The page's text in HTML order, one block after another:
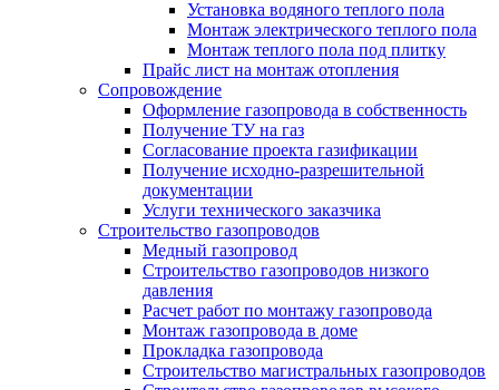
Установка водяного теплого пола
Монтаж электрического теплого пола
Монтаж теплого пола под плитку
Прайс лист на монтаж отопления
Сопровождение
Оформление газопровода в собственность
Получение ТУ на газ
Согласование проекта газификации
Получение исходно-разрешительной
документации
Услуги технического заказчика
Строительство газопроводов
Медный газопровод
Строительство газопроводов низкого
давления
Расчет работ по монтажу газопровода
Монтаж газопровода в доме
Прокладка газопровода
Строительство магистральных газопроводов